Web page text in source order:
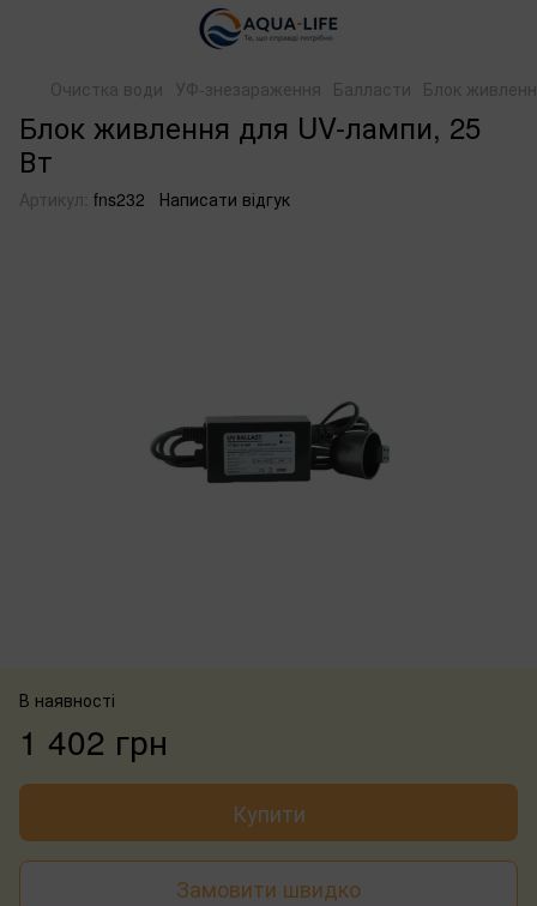
Очистка води УФ-знезараження Балласти Блок
Блок живлення для UV-лампи, 25
Вт
Артикул: fns232 Написати відгук
В наявності
1 402 грн
Купити
Замовити швидко